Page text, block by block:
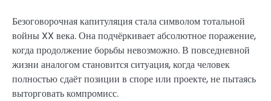
Безоговорочная капитуляция стала символом тотальной
войны XX века. Она подчёркивает абсолютное поражение,
когда продолжение борьбы невозможно. В повседневной
жизни аналогом становится ситуация, когда человек
полностью сдаёт позиции в споре или проекте, не пытаясь
выторговать компромисс.